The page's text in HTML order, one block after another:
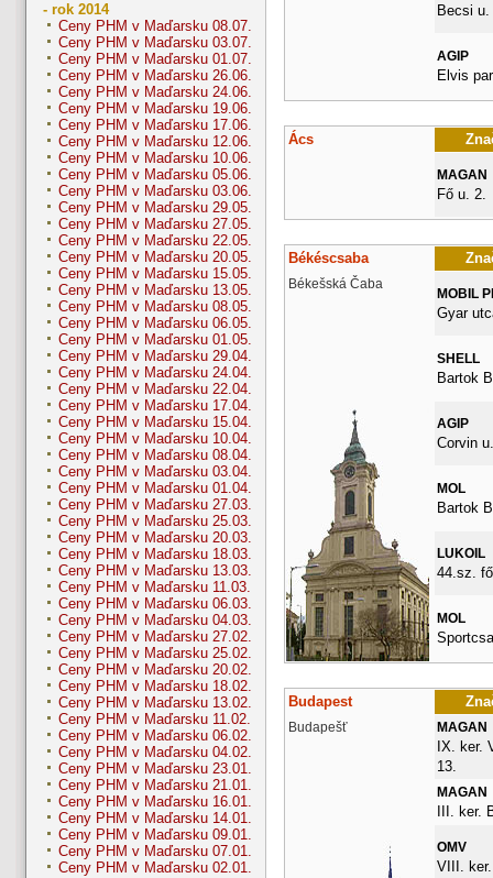
- rok 2014
Ceny PHM v Maďarsku 08.07.
Ceny PHM v Maďarsku 03.07.
Ceny PHM v Maďarsku 01.07.
Ceny PHM v Maďarsku 26.06.
Ceny PHM v Maďarsku 24.06.
Ceny PHM v Maďarsku 19.06.
Ceny PHM v Maďarsku 17.06.
Ceny PHM v Maďarsku 12.06.
Ceny PHM v Maďarsku 10.06.
Ceny PHM v Maďarsku 05.06.
Ceny PHM v Maďarsku 03.06.
Ceny PHM v Maďarsku 29.05.
Ceny PHM v Maďarsku 27.05.
Ceny PHM v Maďarsku 22.05.
Ceny PHM v Maďarsku 20.05.
Ceny PHM v Maďarsku 15.05.
Ceny PHM v Maďarsku 13.05.
Ceny PHM v Maďarsku 08.05.
Ceny PHM v Maďarsku 06.05.
Ceny PHM v Maďarsku 01.05.
Ceny PHM v Maďarsku 29.04.
Ceny PHM v Maďarsku 24.04.
Ceny PHM v Maďarsku 22.04.
Ceny PHM v Maďarsku 17.04.
Ceny PHM v Maďarsku 15.04.
Ceny PHM v Maďarsku 10.04.
Ceny PHM v Maďarsku 08.04.
Ceny PHM v Maďarsku 03.04.
Ceny PHM v Maďarsku 01.04.
Ceny PHM v Maďarsku 27.03.
Ceny PHM v Maďarsku 25.03.
Ceny PHM v Maďarsku 20.03.
Ceny PHM v Maďarsku 18.03.
Ceny PHM v Maďarsku 13.03.
Ceny PHM v Maďarsku 11.03.
Ceny PHM v Maďarsku 06.03.
Ceny PHM v Maďarsku 04.03.
Ceny PHM v Maďarsku 27.02.
Ceny PHM v Maďarsku 25.02.
Ceny PHM v Maďarsku 20.02.
Ceny PHM v Maďarsku 18.02.
Ceny PHM v Maďarsku 13.02.
Ceny PHM v Maďarsku 11.02.
Ceny PHM v Maďarsku 06.02.
Ceny PHM v Maďarsku 04.02.
Ceny PHM v Maďarsku 23.01.
Ceny PHM v Maďarsku 21.01.
Ceny PHM v Maďarsku 16.01.
Ceny PHM v Maďarsku 14.01.
Ceny PHM v Maďarsku 09.01.
Ceny PHM v Maďarsku 07.01.
Ceny PHM v Maďarsku 02.01.
Becsi u.
AGIP
Elvis
Ács
MAGAN
Fő u. 2.
Békéscsaba
Békešská Čaba
MOBIL
Gyar
SHELL
Bartok
AGIP
Corvin
MOL
Bartok
LUKOIL
44.sz.
MOL
Budapest
Budapešť MAGAN
IX. ker.
13.
MAGAN
III. ker.
OMV
VIII.